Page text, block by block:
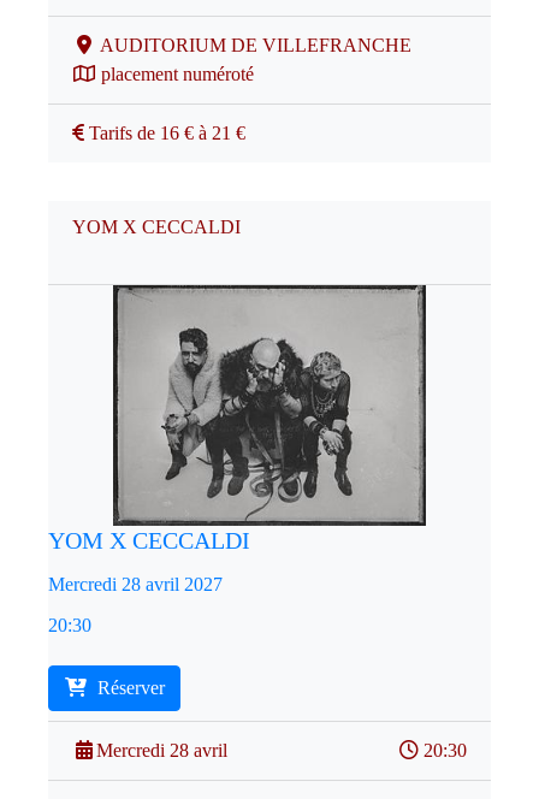
AUDITORIUM DE VILLEFRANCHE
placement numéroté
Tarifs de 16 € à 21 €
YOM X CECCALDI
YOM X CECCALDI
Mercredi 28 avril 2027
20:30
Réserver
Mercredi 28 avril 20:30